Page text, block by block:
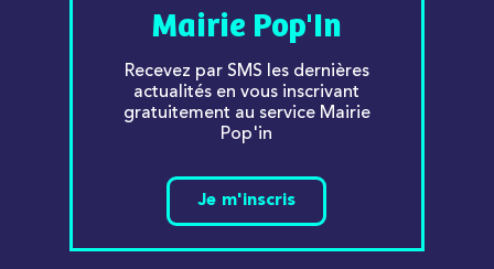
Mairie Pop'In
Recevez par SMS les dernières
actualités en vous inscrivant
gratuitement au service Mairie
Pop'in
Je m'inscris